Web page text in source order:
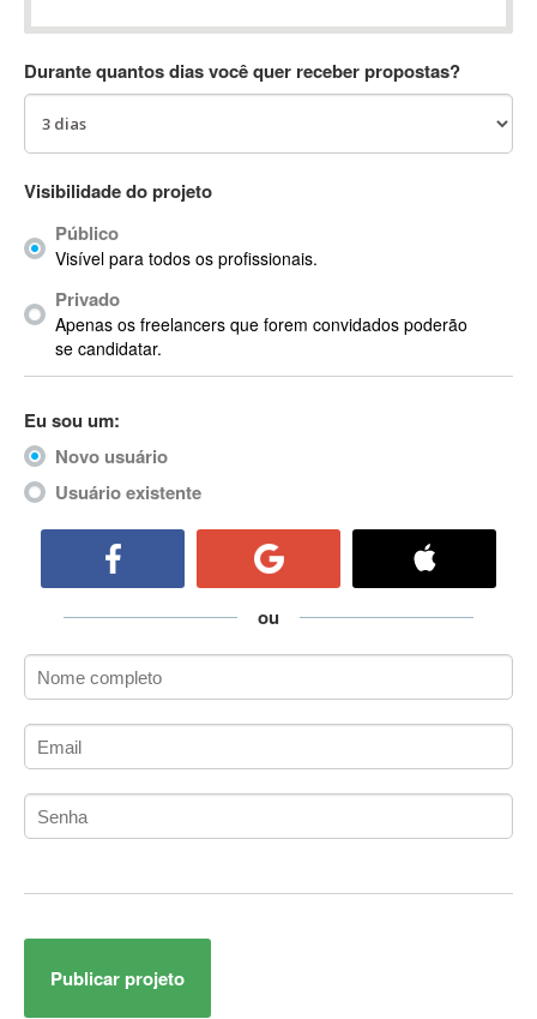
AC3
AccountMate
ACDSee
ACID Pro
ACPI
Acrobat X
ACT
Actian
Actimize
ActionScript 3
Active Directory
ActiveCollab
ActiveX
ActiveX Data Objects (ADO)
Ada
Adianti Framework
ADK
Administração
Administração de Artistas e Repertórios
Administração de Redes
Administração PostgreSQL
ADO.NET Entity Framework
Durante quantos dias você quer receber propostas?
Visibilidade do projeto
Público
Visível para todos os profissionais.
Privado
Apenas os freelancers que forem convidados poderão
se candidatar.
Eu sou um:
Novo usuário
Usuário existente
ou
Publicar projeto